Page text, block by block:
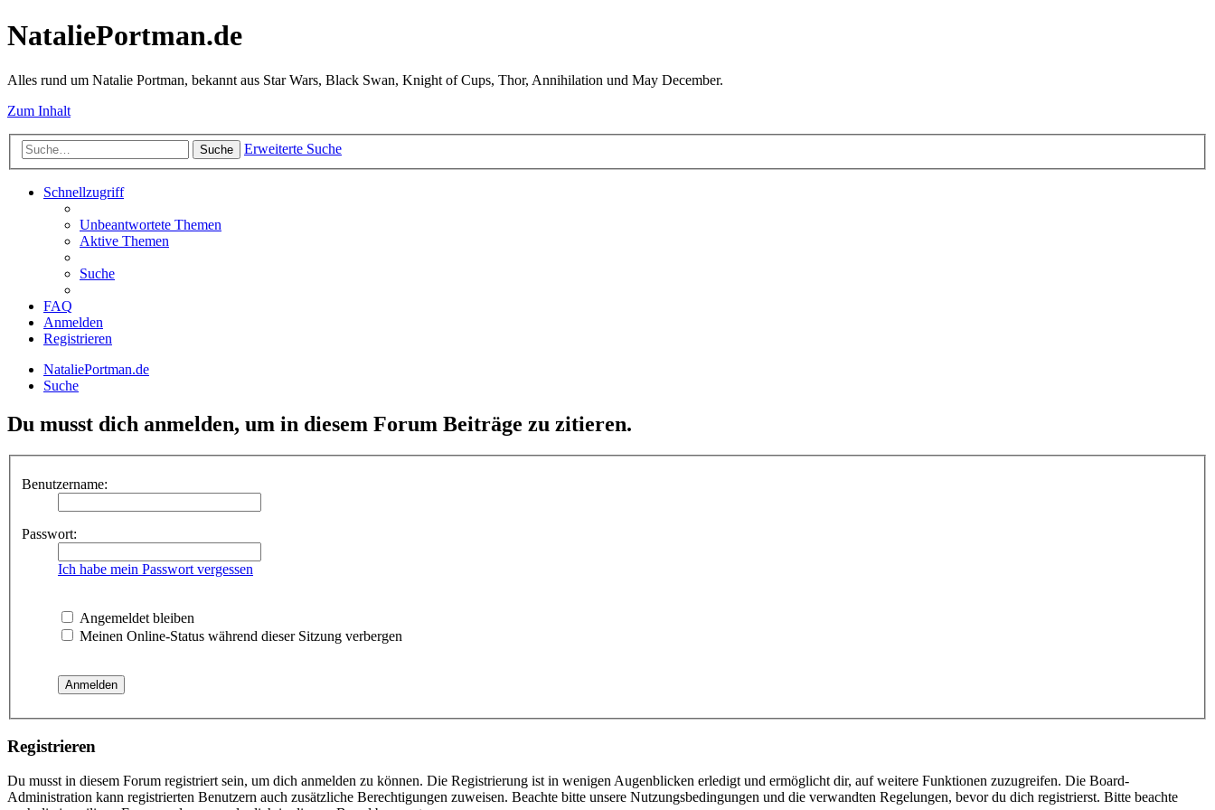
NataliePortman.de
Alles rund um Natalie Portman, bekannt aus Star Wars, Black Swan, Knight of Cups, Thor, Annihilation und May December.
Zum Inhalt
Suche Erweiterte Suche
Schnellzugriff
Unbeantwortete Themen
Aktive Themen
Suche
FAQ
Anmelden
Registrieren
NataliePortman.de
Suche
Du musst dich anmelden, um in diesem Forum Beiträge zu zitieren.
Benutzername:
Passwort:
Ich habe mein Passwort vergessen
Angemeldet bleiben
Meinen Online-Status während dieser Sitzung verbergen
Registrieren
Du musst in diesem Forum registriert sein, um dich anmelden zu können. Die Registrierung ist in wenigen Augenblicken erledigt und ermöglicht dir, auf weitere Funktionen zuzugreifen. Die Board-
Administration kann registrierten Benutzern auch zusätzliche Berechtigungen zuweisen. Beachte bitte unsere Nutzungsbedingungen und die verwandten Regelungen, bevor du dich registrierst. Bitte beachte